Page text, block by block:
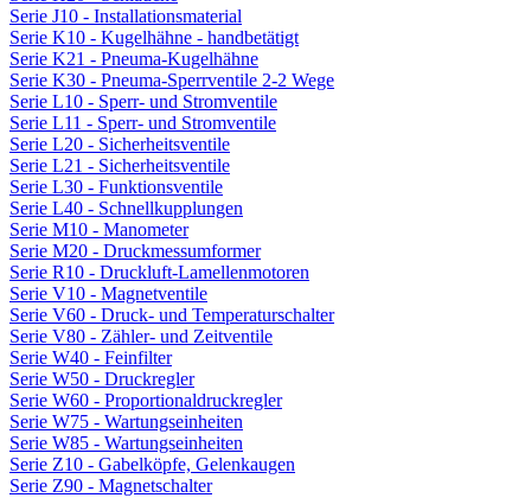
Serie J10 - Installationsmaterial
Serie K10 - Kugelhähne - handbetätigt
Serie K21 - Pneuma-Kugelhähne
Serie K30 - Pneuma-Sperrventile 2-2 Wege
Serie L10 - Sperr- und Stromventile
Serie L11 - Sperr- und Stromventile
Serie L20 - Sicherheitsventile
Serie L21 - Sicherheitsventile
Serie L30 - Funktionsventile
Serie L40 - Schnellkupplungen
Serie M10 - Manometer
Serie M20 - Druckmessumformer
Serie R10 - Druckluft-Lamellenmotoren
Serie V10 - Magnetventile
Serie V60 - Druck- und Temperaturschalter
Serie V80 - Zähler- und Zeitventile
Serie W40 - Feinfilter
Serie W50 - Druckregler
Serie W60 - Proportionaldruckregler
Serie W75 - Wartungseinheiten
Serie W85 - Wartungseinheiten
Serie Z10 - Gabelköpfe, Gelenkaugen
Serie Z90 - Magnetschalter